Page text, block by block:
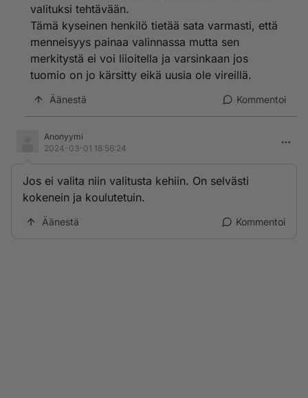
valituksi tehtävään.
Tämä kyseinen henkilö tietää sata varmasti, että
menneisyys painaa valinnassa mutta sen
merkitystä ei voi liioitella ja varsinkaan jos
tuomio on jo kärsitty eikä uusia ole vireillä.
Äänestä Kommentoi
Anonyymi
2024-03-01 18:56:24
Jos ei valita niin valitusta kehiin. On selvästi
kokenein ja koulutetuin.
Äänestä Kommentoi